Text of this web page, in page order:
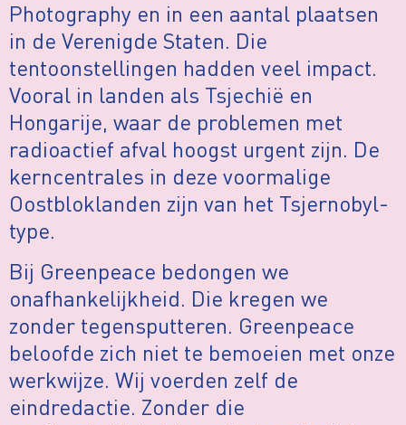
Photography en in een aantal plaatsen
in de Verenigde Staten. Die
tentoonstellingen hadden veel impact.
Vooral in landen als Tsjechië en
Hongarije, waar de problemen met
radioactief afval hoogst urgent zijn. De
kerncentrales in deze voormalige
Oostbloklanden zijn van het Tsjernobyl-
type.
Bij Greenpeace bedongen we
onafhankelijkheid. Die kregen we
zonder tegensputteren. Greenpeace
beloofde zich niet te bemoeien met onze
werkwijze. Wij voerden zelf de
eindredactie. Zonder die